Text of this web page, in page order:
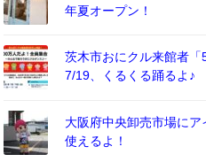
年夏オープン！
茨木市おにクル来館者「
7/19、くるくる踊るよ♪
大阪府中央卸売市場に
使えるよ！